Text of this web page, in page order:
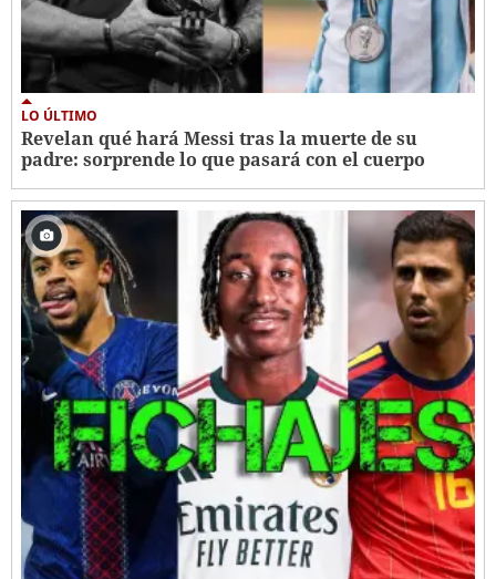
LO ÚLTIMO
Revelan qué hará Messi tras la muerte de su
padre: sorprende lo que pasará con el cuerpo